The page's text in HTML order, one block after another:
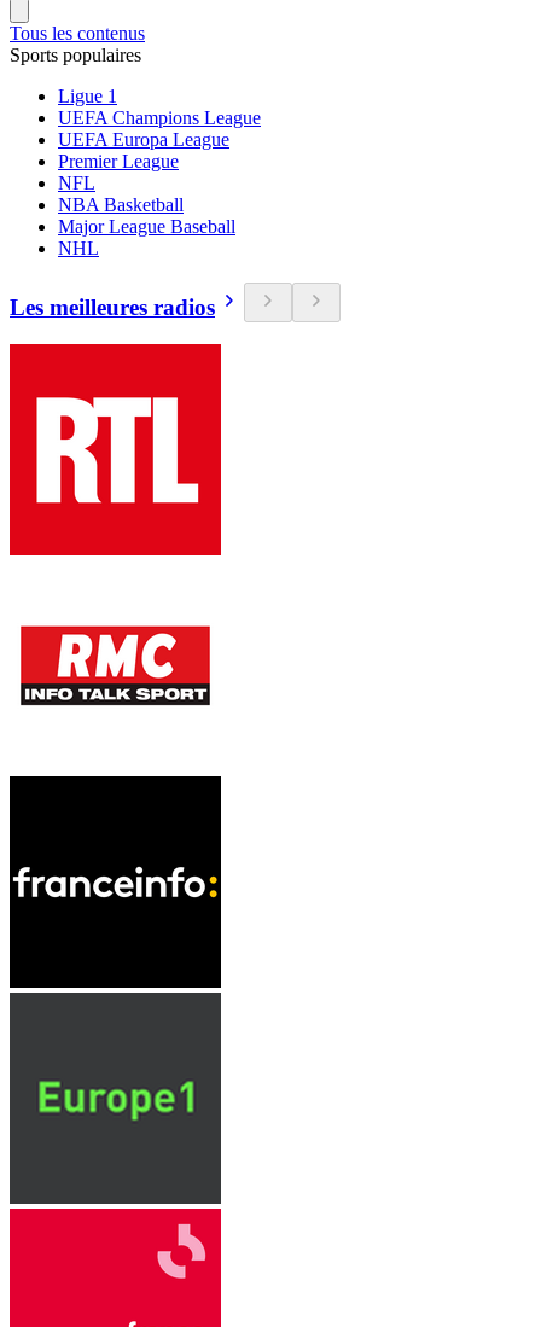
Tous les contenus
Sports populaires
Ligue 1
UEFA Champions League
UEFA Europa League
Premier League
NFL
NBA Basketball
Major League Baseball
NHL
Les meilleures radios